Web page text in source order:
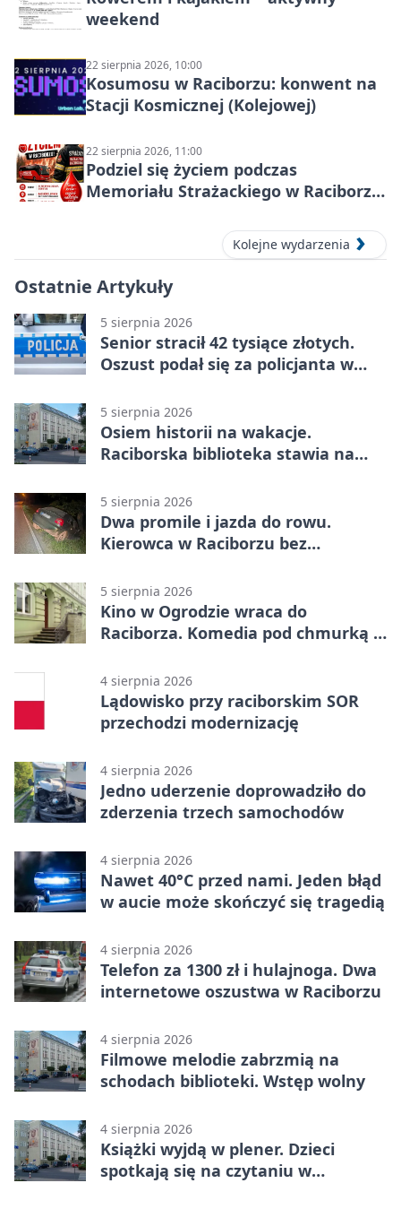
weekend
22 sierpnia 2026, 10:00
Kosumosu w Raciborzu: konwent na
Stacji Kosmicznej (Kolejowej)
22 sierpnia 2026, 11:00
Podziel się życiem podczas
Memoriału Strażackiego w Raciborzu
Kolejne wydarzenia
Ostatnie Artykuły
5 sierpnia 2026
Senior stracił 42 tysiące złotych.
Oszust podał się za policjanta w
5 sierpnia 2026
Osiem historii na wakacje.
Raciborska biblioteka stawia na
5 sierpnia 2026
Dwa promile i jazda do rowu.
Kierowca w Raciborzu bez
5 sierpnia 2026
Kino w Ogrodzie wraca do
Raciborza. Komedia pod chmurką w
4 sierpnia 2026
Lądowisko przy raciborskim SOR
przechodzi modernizację
4 sierpnia 2026
Jedno uderzenie doprowadziło do
zderzenia trzech samochodów
4 sierpnia 2026
Nawet 40°C przed nami. Jeden błąd
w aucie może skończyć się tragedią
4 sierpnia 2026
Telefon za 1300 zł i hulajnoga. Dwa
internetowe oszustwa w Raciborzu
4 sierpnia 2026
Filmowe melodie zabrzmią na
schodach biblioteki. Wstęp wolny
4 sierpnia 2026
Książki wyjdą w plener. Dzieci
spotkają się na czytaniu w